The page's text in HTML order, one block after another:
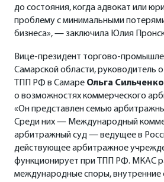
до состояния, когда адвокат или
проблему с минимальными
бизнеса», — заключила Юлия
Вице-президент торгово-
Самарской области, руководитель
ТПП РФ в Самаре Ольга Сильченко
о возможностях коммерческого
«Он представлен семью
Среди них — Международный
арбитражный суд — ведущее в
действующее арбитражное
функционирует при ТПП РФ. МКАС
международные споры, внутренние